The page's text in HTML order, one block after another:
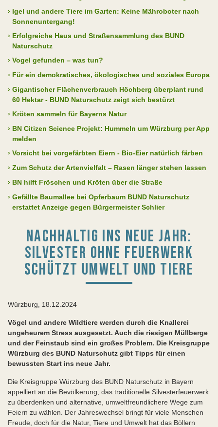
› Igel und andere Tiere im Garten: Keine Mähroboter nach
Sonnenuntergang!
› Erfolgreiche Haus und Straßensammlung des BUND
Naturschutz
› Vogel gefunden – was tun?
› Für ein demokratisches, ökologisches und soziales Europa
› Gigantischer Flächenverbrauch Höchberg überplant rund
60 Hektar - BUND Naturschutz zeigt sich bestürzt
› Kröten sammeln für Bayerns Natur
› BN Citizen Science Projekt: Hummeln um Würzburg per App
melden
› Vorsicht bei vorgefärbten Eiern - Bio-Eier natürlich färben
› Zum Schutz der Artenvielfalt – Rasen länger stehen lassen
› BN hilft Fröschen und Kröten über die Straße
› Gefällte Baumallee bei Opferbaum BUND Naturschutz
erstattet Anzeige gegen Bürgermeister Schlier
NACHHALTIG INS NEUE JAHR:
SILVESTER OHNE FEUERWERK
SCHÜTZT UMWELT UND TIERE
Würzburg, 18.12.2024
Vögel und andere Wildtiere werden durch die Knallerei
ungeheurem Stress ausgesetzt. Auch die riesigen Müllberge
und der Feinstaub sind ein großes Problem. Die Kreisgruppe
Würzburg des BUND Naturschutz gibt Tipps für einen
bewussten Start ins neue Jahr.
Die Kreisgruppe Würzburg des BUND Naturschutz in Bayern
appelliert an die Bevölkerung, das traditionelle Silvesterfeuerwerk
zu überdenken und alternative, umweltfreundlichere Wege zum
Feiern zu wählen. Der Jahreswechsel bringt für viele Menschen
Freude, doch für die Natur, Tiere und Umwelt hat das Böllern